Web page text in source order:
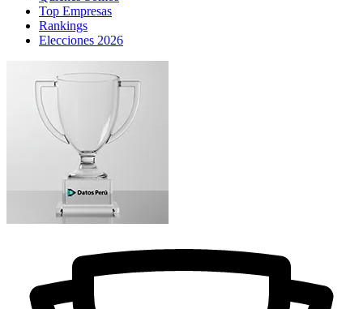
Top Empresas
Rankings
Elecciones 2026